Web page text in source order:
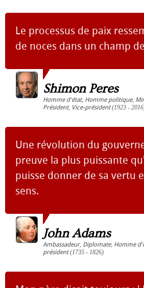
Le processus de paix
de noces dans un champ
Shimon Peres
Homme d'état, Homme politique,
Président, Vice-président(1923 -
Une révolution du
preuve la plus puissante
puisse donner de sa vertu
sens.
John Adams
Ambassadeur, Diplomate, Homme
président(1735 - 1826)